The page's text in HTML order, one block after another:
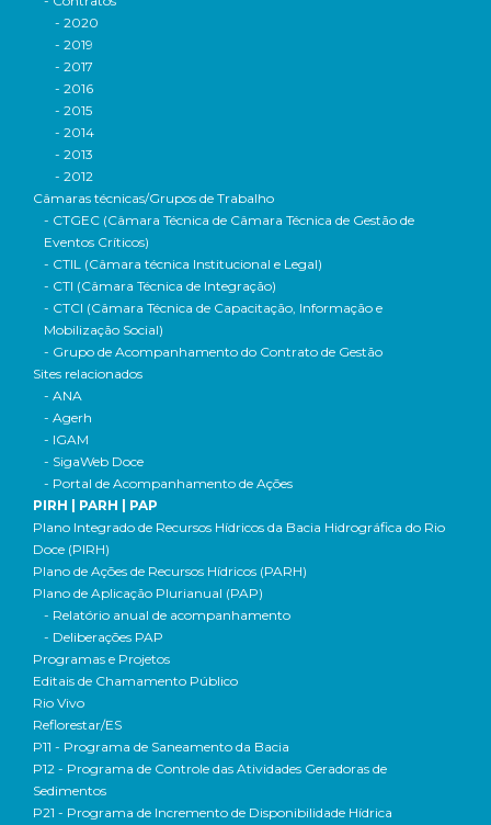
- 2020
- 2019
- 2017
- 2016
- 2015
- 2014
- 2013
- 2012
Câmaras técnicas/Grupos de Trabalho
- CTGEC (Câmara Técnica de Câmara Técnica de Gestão de
Eventos Críticos)
- CTIL (Câmara técnica Institucional e Legal)
- CTI (Câmara Técnica de Integração)
- CTCI (Câmara Técnica de Capacitação, Informação e
Mobilização Social)
- Grupo de Acompanhamento do Contrato de Gestão
Sites relacionados
- ANA
- Agerh
- IGAM
- SigaWeb Doce
- Portal de Acompanhamento de Ações
PIRH | PARH | PAP
Plano Integrado de Recursos Hídricos da Bacia Hidrográfica do Rio
Doce (PIRH)
Plano de Ações de Recursos Hídricos (PARH)
Plano de Aplicação Plurianual (PAP)
- Relatório anual de acompanhamento
- Deliberações PAP
Programas e Projetos
Editais de Chamamento Público
Rio Vivo
Reflorestar/ES
P11 - Programa de Saneamento da Bacia
P12 - Programa de Controle das Atividades Geradoras de
Sedimentos
P21 - Programa de Incremento de Disponibilidade Hídrica